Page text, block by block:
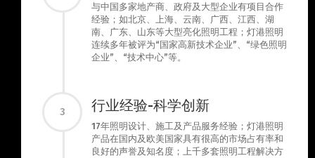
与中国多家地产商、政府及大型企业有项目合作
经验；如北京、上海、云南、广西、江西、湖
南、广东、山东等大型亮化照明工程；灯港照明
连续多年被评为“国家高新技术企业”、“绿色照明
企业”、“技术中心”等。
3 行业经验-科学创新
17年照明设计、施工及产品服务经验；灯港照明
产品在国内及欧美国家具有很高的市场占有率和
良好的声誉及知名度；上千多套照明工程解决方